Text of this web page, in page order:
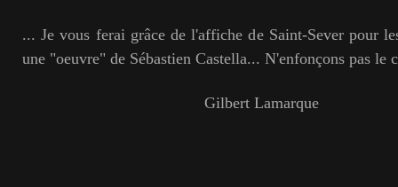
... Je vous ferai grâce de l'affiche de Saint-Sever pour
une "oeuvre" de Sébastien Castella... N'enfonçons pas le
Gilbert Lamarque